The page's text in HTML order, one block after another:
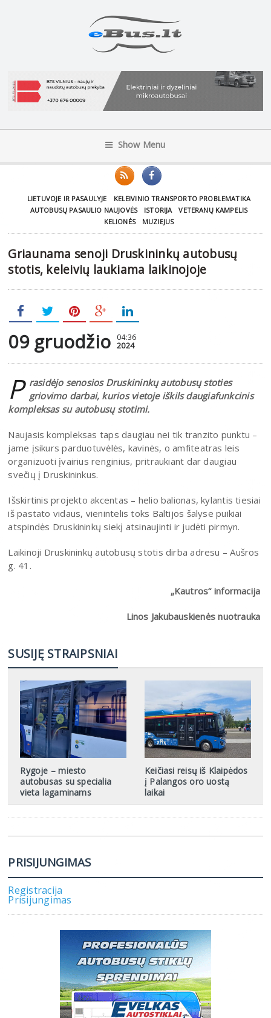
Show Menu
LIETUVOJE IR PASAULYJE
KELEIVINIO TRANSPORTO PROBLEMATIKA
AUTOBUSŲ PASAULIO NAUJOVĖS
ISTORIJA
VETERANŲ KAMPELIS
KELIONĖS
MUZIEJUS
Griaunama senoji Druskininkų autobusų
stotis, keleivių laukiama laikinojoje
09 gruodžio 04:36
2024
P rasidėjo senosios Druskininkų autobusų stoties
griovimo darbai, kurios vietoje iškils daugiafunkcinis
kompleksas su autobusų stotimi.
Naujasis kompleksas taps daugiau nei tik tranzito punktu –
jame įsikurs parduotuvėlės, kavinės, o amfiteatras leis
organizuoti įvairius renginius, pritraukiant dar daugiau
svečių į Druskininkus.
Išskirtinis projekto akcentas – helio balionas, kylantis tiesiai
iš pastato vidaus, vienintelis toks Baltijos šalyse puikiai
atspindės Druskininkų siekį atsinaujinti ir judėti pirmyn.
Laikinoji Druskininkų autobusų stotis dirba adresu – Aušros
g. 41.
„Kautros“ informacija
Linos Jakubauskienės nuotrauka
SUSIJĘ STRAIPSNIAI
Rygoje – miesto
autobusas su specialia
vieta lagaminams
Keičiasi reisų iš Klaipėdos
į Palangos oro uostą
laikai
PRISIJUNGIMAS
Registracija
Prisijungimas